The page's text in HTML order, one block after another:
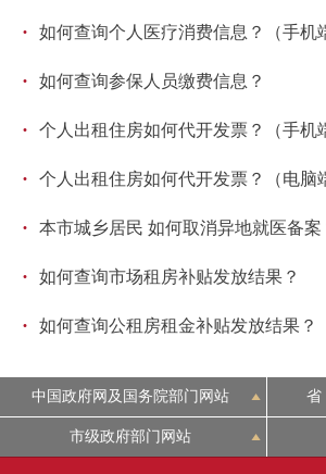
· 如何查询个人医疗消费信息？（手机
· 如何查询参保人员缴费信息？
· 个人出租住房如何代开发票？（手机
· 个人出租住房如何代开发票？（电脑
· 本市城乡居民 如何取消异地就医备案
· 如何查询市场租房补贴发放结果？
· 如何查询公租房租金补贴发放结果？
中国政府网及国务院部门网站 省
市级政府部门网站